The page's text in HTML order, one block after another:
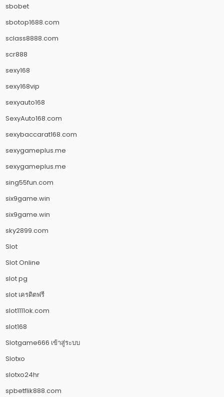
sbobet
sbotop1688.com
sclass8888.com
scr888
sexy168
sexy168vip
sexyauto168
SexyAuto168.com
sexybaccarat168.com
sexygameplus.me
sexygameplus.me
sing55fun.com
six9game.win
six9game.win
sky2899.com
Slot
Slot Online
slot pg
slot เครดิตฟรี
slot1111ok.com
slot168
Slotgame666 เข้าสู่ระบบ
Slotxo
slotxo24hr
spbetflik888.com